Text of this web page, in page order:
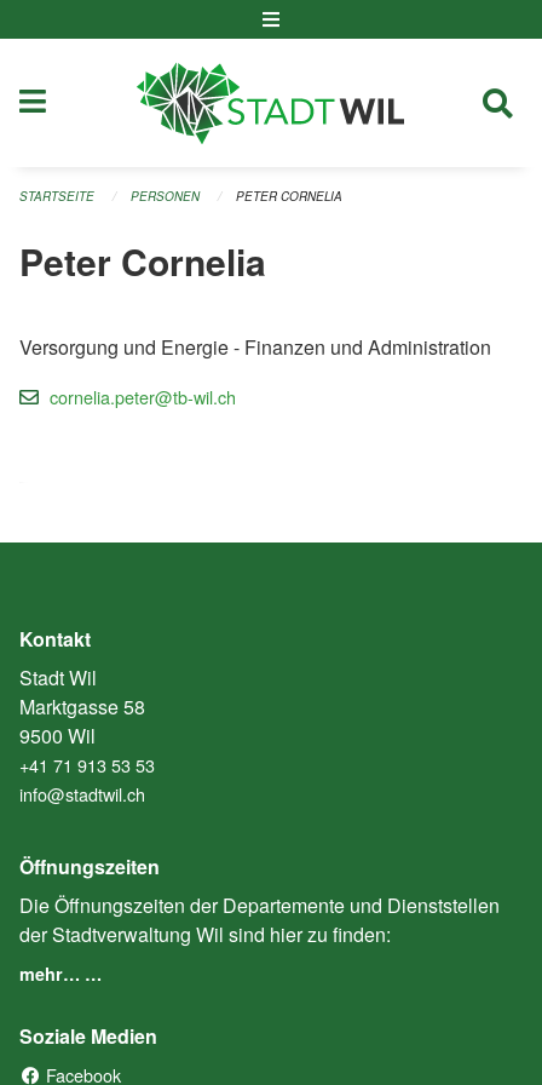
STARTSEITE PERSONEN PETER CORNELIA
Peter Cornelia
Versorgung und Energie - Finanzen und Administration
cornelia.peter@tb-wil.ch
Kontakt
Stadt Wil
Marktgasse 58
9500 Wil
+41 71 913 53 53
info@stadtwil.ch
Öffnungszeiten
Die Öffnungszeiten der Departemente und Dienststellen
der Stadtverwaltung Wil sind hier zu finden:
mehr… …
Soziale Medien
Facebook